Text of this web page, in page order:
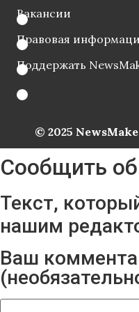
Вакансии
Правовая
Поддержать
© 2025
Сообщить
Текст,
нашим
Ваш